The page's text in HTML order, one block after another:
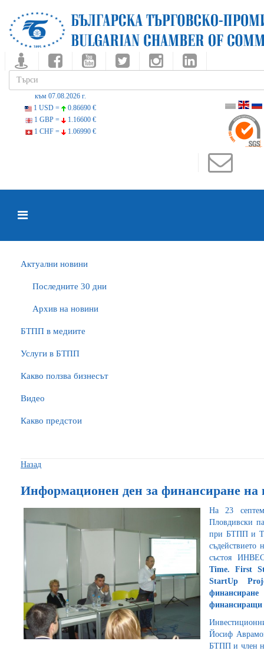
към 07.08.2026 г.
1 USD =
0.86690 €
1 GBP =
1.16600 €
1 CHF =
1.06990 €
Актуални новини
Последните 30 дни
Архив на новини
БTПП в медиите
Услуги в БТПП
Какво ползва бизнесът
Видео
Какво предстои
Назад
Информационен ден за финансиране на
На 23
Пловдивски
при БТПП и
съдействието
състоя
Time. First
StartUp
финансиращи
Йосиф
БТПП и член